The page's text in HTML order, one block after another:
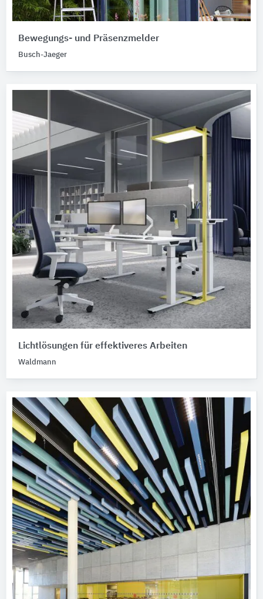
Bewegungs- und Präsenzmelder
Busch-Jaeger
Lichtlösungen für effektiveres Arbeiten
Waldmann